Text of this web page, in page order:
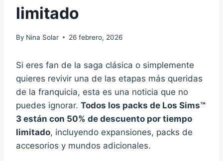
limitado
By Nina Solar 26 febrero, 2026
Si eres fan de la saga clásica o simplemente
quieres revivir una de las etapas más queridas
de la franquicia, esta es una noticia que no
puedes ignorar. Todos los packs de Los Sims™
3 están con 50% de descuento por tiempo
limitado, incluyendo expansiones, packs de
accesorios y mundos adicionales.